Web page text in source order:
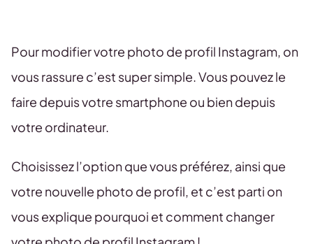
Pour modifier votre photo de profil Instagram, on
vous rassure c’est super simple. Vous pouvez le
faire depuis votre smartphone ou bien depuis
votre ordinateur.
Choisissez l’option que vous préférez, ainsi que
votre nouvelle photo de profil, et c’est parti on
vous explique pourquoi et comment changer